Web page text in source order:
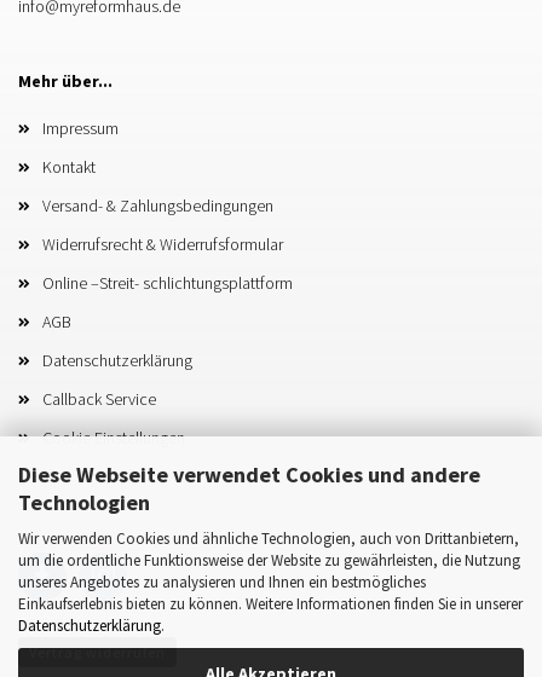
Diese Webseite verwendet Cookies und andere
Technologien
Wir verwenden Cookies und ähnliche Technologien, auch von Drittanbietern,
um die ordentliche Funktionsweise der Website zu gewährleisten, die Nutzung
unseres Angebotes zu analysieren und Ihnen ein bestmögliches
Einkaufserlebnis bieten zu können. Weitere Informationen finden Sie in unserer
Datenschutzerklärung.
info@myreformhaus.de
Mehr über...
Impressum
Kontakt
Versand- & Zahlungsbedingungen
Widerrufsrecht & Widerrufsformular
Online –Streit- schlichtungsplattform
AGB
Datenschutzerklärung
Callback Service
Cookie Einstellungen
Vertrag widerrufen